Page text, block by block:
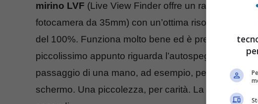
mirino LVF (Live View Finder offre un rapporto di
fotocamera da 35mm) con un’ottima risoluzione da
del 100%. Funziona molto bene ed è preciso per
piccolissimo appunto riguarda l’autospegnimento
passaggio di una mano, ad esempio, per
schermo. Una piccolezza, per carità. La velocità